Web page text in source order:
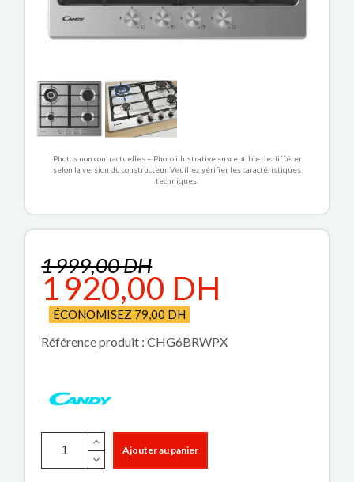
Photos non contractuelles – Photo illustrative susceptible de différer
selon la version du constructeur. Veuillez vérifier les caractéristiques
techniques.
1 999,00 DH
1 920,00 DH
ÉCONOMISEZ 79,00 DH
Référence produit : CHG6BRWPX
Ajouter au panier